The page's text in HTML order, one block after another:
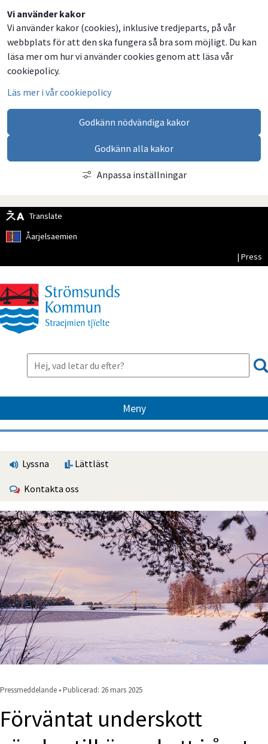
Vi använder kakor
Vi använder kakor (cookies), inklusive tredjeparts, på vår
webbplats för att den ska fungera så bra som möjligt. Du kan
läsa mer om hur vi använder cookies genom att läsa vår
cookiepolicy.
Läs mer i vår cookiepolicy
Godkänn nödvändiga kakor
Godkänn alla kakor
Anpassa inställningar
Translate
Åarjelsaemien
| Press
Meny
Lyssna Lättläst
Kontakta oss
Pressmeddelande • Publicerad: 26 mars 2025
Förväntat underskott
Dela
på
Facebook
Dela
på
Twitter
Dela
på
LinkedIn
Dela
via
email